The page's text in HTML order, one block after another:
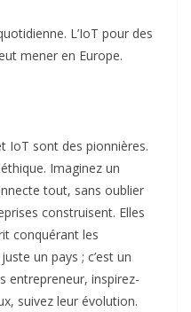
L’IoT pour des
mener en Europe.
IoT sont des pionnières.
Imaginez un
tout, sans oublier
construisent. Elles
conquérant les
un pays ; c’est un
entrepreneur, inspirez-
suivez leur évolution.